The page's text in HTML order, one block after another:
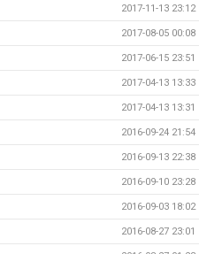
2017-11-13 23:12
2017-08-05 00:08
2017-06-15 23:51
2017-04-13 13:33
2017-04-13 13:31
2016-09-24 21:54
2016-09-13 22:38
2016-09-10 23:28
2016-09-03 18:02
2016-08-27 23:01